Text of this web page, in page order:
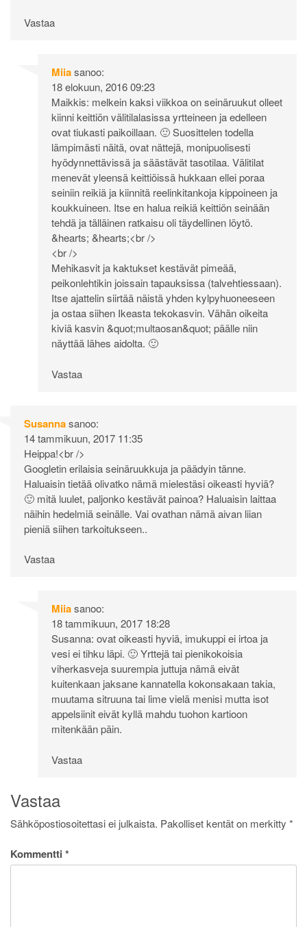
Vastaa
Miiasanoo:
18 elokuun, 2016 09:23
Maikkis: melkein kaksi viikkoa on seinäruukut olleet
kiinni keittiön välitilalasissa yrtteineen ja edelleen
ovat tiukasti paikoillaan. 🙂 Suosittelen todella
lämpimästi näitä, ovat nättejä, monipuolisesti
hyödynnettävissä ja säästävät tasotilaa. Välitilat
menevät yleensä keittiöissä hukkaan ellei poraa
seiniin reikiä ja kiinnitä reelinkitankoja kippoineen ja
koukkuineen. Itse en halua reikiä keittiön seinään
tehdä ja tälläinen ratkaisu oli täydellinen löytö.
&hearts; &hearts;<br />
<br />
Mehikasvit ja kaktukset kestävät pimeää,
peikonlehtikin joissain tapauksissa (talvehtiessaan).
Itse ajattelin siirtää näistä yhden kylpyhuoneeseen
ja ostaa siihen Ikeasta tekokasvin. Vähän oikeita
kiviä kasvin &quot;multaosan&quot; päälle niin
näyttää lähes aidolta. 🙂
Vastaa
Susannasanoo:
14 tammikuun, 2017 11:35
Heippa!<br />
Googletin erilaisia seinäruukkuja ja päädyin tänne.
Haluaisin tietää olivatko nämä mielestäsi oikeasti hyviä?
🙂 mitä luulet, paljonko kestävät painoa? Haluaisin laittaa
näihin hedelmiä seinälle. Vai ovathan nämä aivan liian
pieniä siihen tarkoitukseen..
Vastaa
Miiasanoo:
18 tammikuun, 2017 18:28
Susanna: ovat oikeasti hyviä, imukuppi ei irtoa ja
vesi ei tihku läpi. 🙂 Yrttejä tai pienikokoisia
viherkasveja suurempia juttuja nämä eivät
kuitenkaan jaksane kannatella kokonsakaan takia,
muutama sitruuna tai lime vielä menisi mutta isot
appelsiinit eivät kyllä mahdu tuohon kartioon
mitenkään päin.
Vastaa
Vastaa
Sähköpostiosoitettasi ei julkaista. Pakolliset kentät on merkitty *
Kommentti *